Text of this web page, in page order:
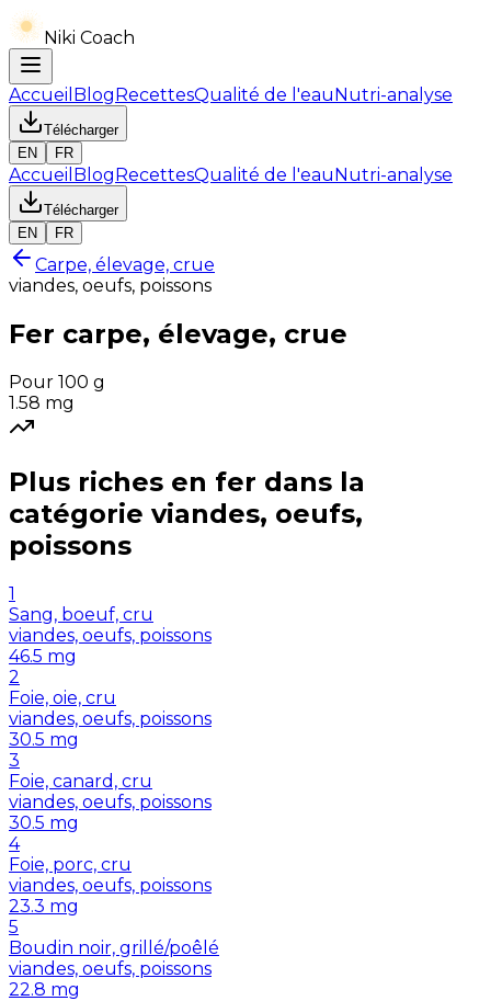
Niki Coach
Accueil BlogRecettesQualité de l'eauNutri-analyse
Télécharger
EN
FR
Accueil BlogRecettesQualité de l'eauNutri-analyse
Télécharger
EN
FR
Carpe, élevage, crue
viandes, oeufs, poissons
Fer carpe, élevage, crue
Pour 100 g
1.58 mg
Plus riches en fer dans la
catégorie viandes, oeufs,
poissons
1
Sang, boeuf, cru
viandes, oeufs, poissons
46.5 mg
2
Foie, oie, cru
viandes, oeufs, poissons
30.5 mg
3
Foie, canard, cru
viandes, oeufs, poissons
30.5 mg
4
Foie, porc, cru
viandes, oeufs, poissons
23.3 mg
5
Boudin noir, grillé/poêlé
viandes, oeufs, poissons
22.8 mg